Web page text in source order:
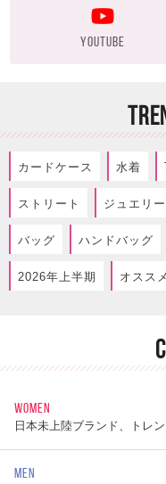
YOUTUBE
カードケース 水着
ストリート ジュエリー
バッグ ハンドバッグ
2026年上半期 オススメ
WOMEN
日本未上陸ブランド、トレ
MEN